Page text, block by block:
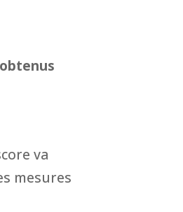
va
mesures